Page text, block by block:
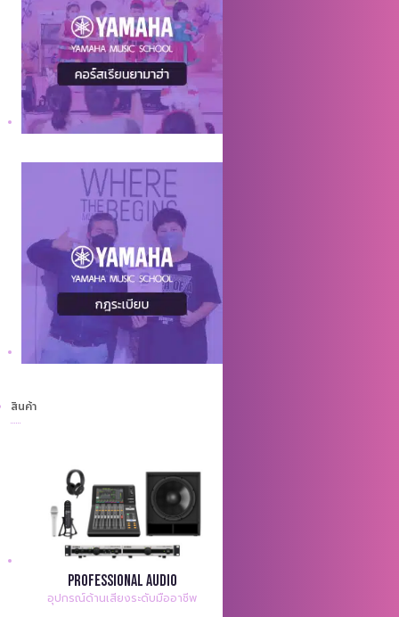
สินค้า
Professional Audio
อุปกรณ์ด้านเสียงระดับมืออาชีพ